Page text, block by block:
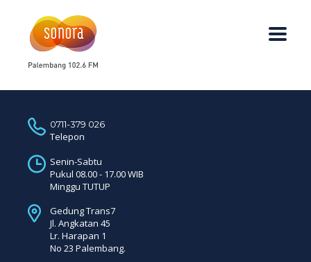
0711-379 026
Telepon
Senin-Sabtu
Pukul 08.00 - 17.00 WIB
Minggu TUTUP
Gedung Trans7
Jl. Angkatan 45
Lr. Harapan 1
No 23 Palembang.